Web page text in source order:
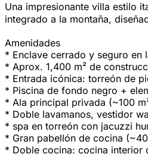
Una impresionante villa estilo
integrado a la montaña,
Amenidades
* Enclave cerrado y seguro en
* Aprox. 1,400 m² de
* Entrada icónica: torreón de
* Piscina de fondo negro +
* Ala principal privada (~100
* Doble lavamanos, vestidor
* spa en torreón con jacuzzi
* Gran pabellón de cocina
* Doble cocina: cocina interior